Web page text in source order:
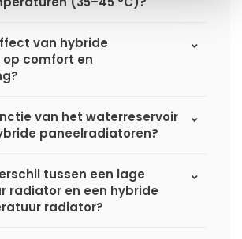
van hybride
comfort en
van het waterreservoir
paneelradiatoren?
tussen een lage
radiator en een hybride
radiator?